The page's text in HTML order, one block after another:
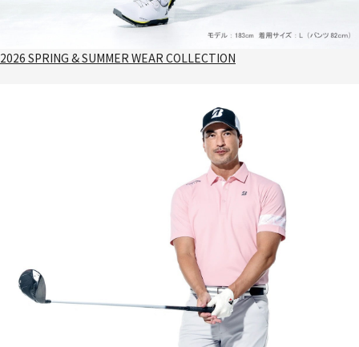
2026 SPRING & SUMMER WEAR COLLECTION